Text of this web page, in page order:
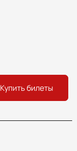
Купить билеты